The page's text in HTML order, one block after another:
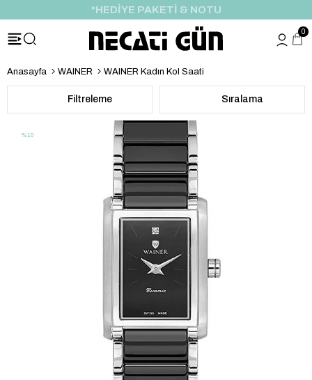
*HEDİYE PAKETİ & NOTU
0
Anasayfa WAINER WAINER Kadın Kol Saati
Filtreleme Sıralama
%10